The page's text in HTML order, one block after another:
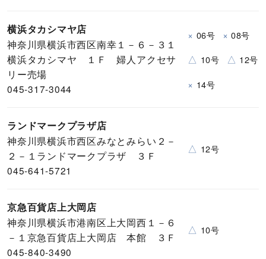
横浜タカシマヤ店
神奈川県横浜市西区南幸１－６－３１
横浜タカシマヤ １Ｆ 婦人アクセサ
リー売場
045-317-3044
× 06号 × 08号
△ 10号 △ 12号
× 14号
ランドマークプラザ店
神奈川県横浜市西区みなとみらい２－
２－１ランドマークプラザ ３Ｆ
045-641-5721
△ 12号
京急百貨店上大岡店
神奈川県横浜市港南区上大岡西１－６
－１京急百貨店上大岡店 本館 ３Ｆ
045-840-3490
△ 10号